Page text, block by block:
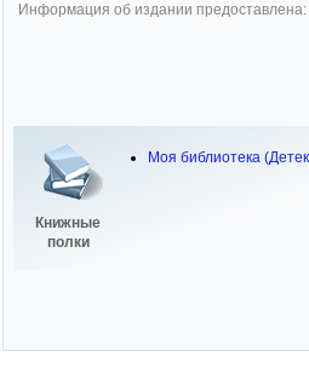
Информация об издании предоставлена:
Книжные
полки
Моя библиотека